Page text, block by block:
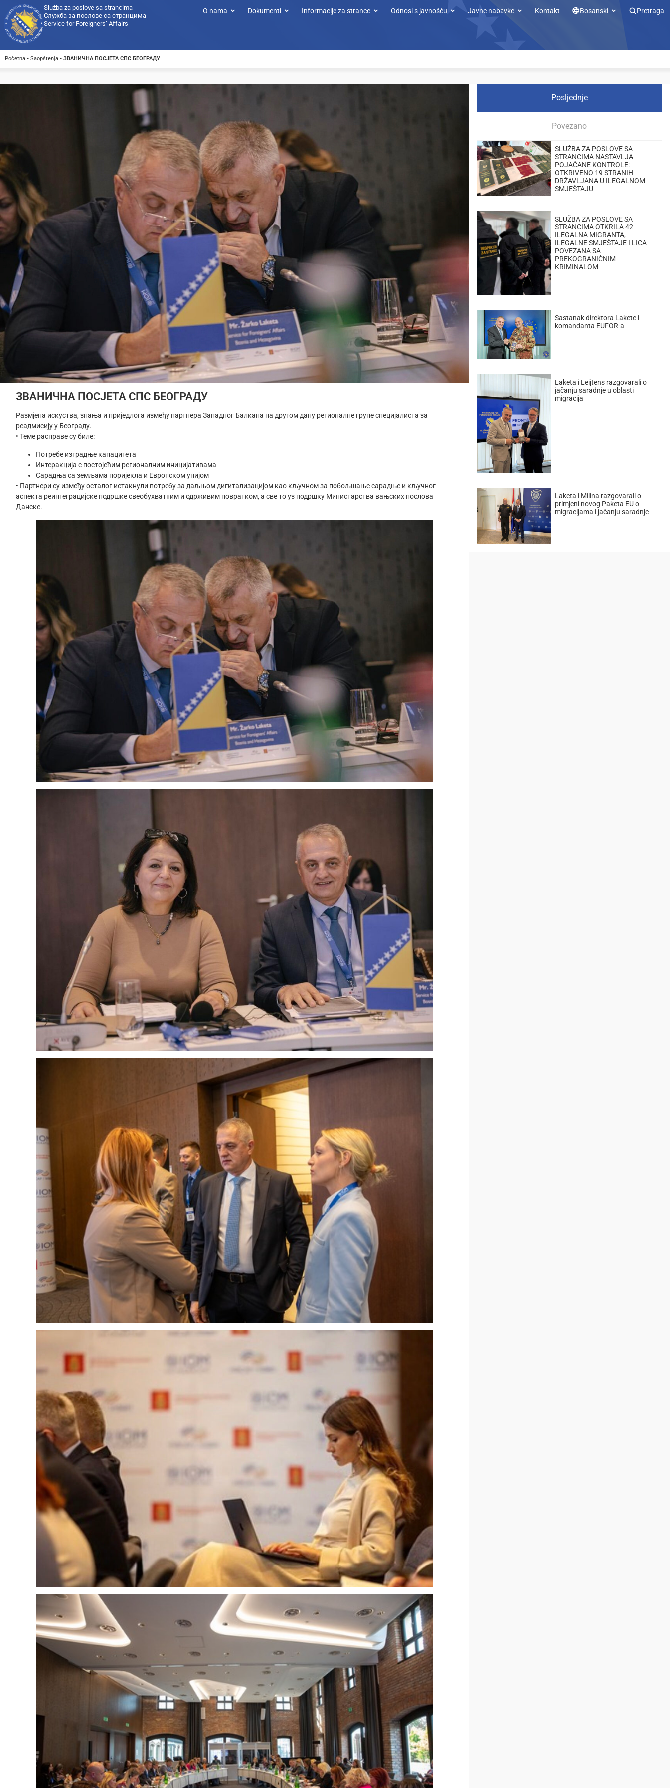
Služba za poslove sa strancima
Служба за послове са странцима
Service for Foreigners’ Affairs
O nama Dokumenti Informacije za strance Odnosi s javnošću Javne nabavke Kontakt Bosanski Pretraga
Početna - Saopštenja - ЗВАНИЧНА ПОСЈЕТА СПС БЕОГРАДУ
ЗВАНИЧНА ПОСЈЕТА СПС БЕОГРАДУ
Размјена искуства, знања и приједлога између партнера Западног Балкана на другом дану регионалне групе специјалиста за
реадмисију у Београду.
• Теме расправе су биле:
Потребе изградње капацитета
Интеракција с постојећим регионалним иницијативама
Сарадња са земљама поријекла и Европском унијом
• Партнери су између осталог истакнули потребу за даљњом дигитализацијом као кључном за побољшање сарадње и кључног
аспекта реинтеграцијске подршке свеобухватним и одрживим повратком, а све то уз подршку Министарства вањских послова
Данске.
Posljednje
Povezano
SLUŽBA ZA POSLOVE SA
STRANCIMA NASTAVLJA
POJAČANE KONTROLE:
OTKRIVENO 19 STRANIH
DRŽAVLJANA U ILEGALNOM
SMJEŠTAJU
SLUŽBA ZA POSLOVE SA
STRANCIMA OTKRILA 42
ILEGALNA MIGRANTA,
ILEGALNE SMJEŠTAJE I LICA
POVEZANA SA
PREKOGRANIČNIM
KRIMINALOM
Sastanak direktora Lakete i
komandanta EUFOR-a
Laketa i Leijtens razgovarali o
jačanju saradnje u oblasti
migracija
Laketa i Milina razgovarali o
primjeni novog Paketa EU o
migracijama i jačanju saradnje